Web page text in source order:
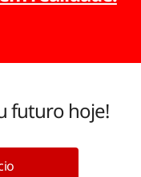
futuro hoje!